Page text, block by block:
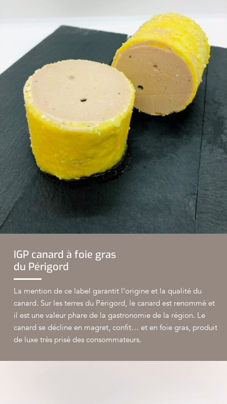
IGP canard à foie gras
du Périgord
La mention de ce label garantit l’origine et la qualité du
canard. Sur les terres du Périgord, le canard est renommé et
il est une valeur phare de la gastronomie de la région. Le
canard se décline en magret, confit… et en foie gras, produit
de luxe très prisé des consommateurs.